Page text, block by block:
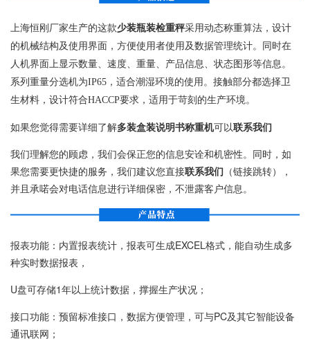
上海恒刚厂家生产的这款少装瓶装检重秤采用动态称重算法，设计
的机械结构及使用界面，方便使用者使用及数据管理统计。同时在
人机界面上显示数量、速度、重量、产品信息、状态图形等信息。
系列重量分选机为IP65，适合潮湿环境的使用。接触部分都选择卫
生材料，设计符合HACCP要求，适用于苛刻的生产环境。
如果您觉得需要详细了解多装盒装说明书称重机可以联系我们
我们理解您的顾虑，我们会保正您的信息安诠和机密性。同时，如
果您需要更快捷的服务，我们建议您直接联系我们 （链接跳转），
并且承喏会对电话信息进行详细保密，不泄露客户信息。
报表功能：内置报表统计，报表可生成EXCEL格式，能自动生成多
种实时数据报表，
U盘可存储1年以上统计数据，撑握生产状况；
接口功能：预留标准接口，数据方便管理，可与PC及其它智能设备
通讯联网；